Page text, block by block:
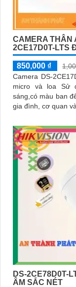
CAMERA THÂN
2CE17D0T-LTS
850,000 ₫
Camera DS-
micro và loa Sử
sáng,có màu ban
gia đình, cơ quan
DS-2CE78D0T-
ÂM SẮC NÉT